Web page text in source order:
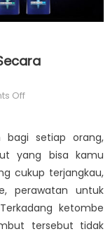
Offon
Ketombe
Secara
Tradisional
bagi setiap orang,
yang bisa kamu
cukup terjangkau,
perawatan untuk
ketombe
tersebut tidak